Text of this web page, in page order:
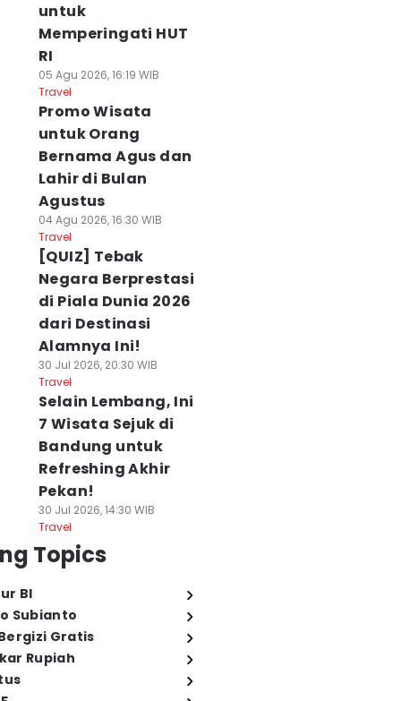
untuk
Memperingati HUT
RI
05 Agu 2026, 16:19 WIB
Travel
Promo Wisata
untuk Orang
Bernama Agus dan
Lahir di Bulan
Agustus
04 Agu 2026, 16:30 WIB
Travel
[QUIZ] Tebak
Negara Berprestasi
di Piala Dunia 2026
dari Destinasi
Alamnya Ini!
30 Jul 2026, 20:30 WIB
Travel
Selain Lembang, Ini
7 Wisata Sejuk di
Bandung untuk
Refreshing Akhir
Pekan!
30 Jul 2026, 14:30 WIB
Travel
Topics
BI
Subianto
Gratis
Rupiah